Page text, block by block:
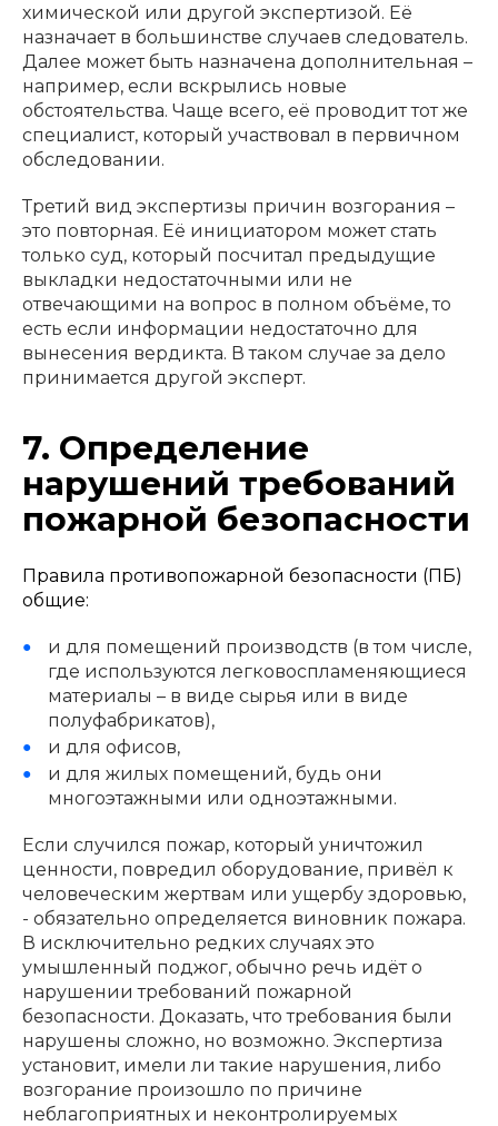
химической или другой экспертизой. Её
назначает в большинстве случаев следователь.
Далее может быть назначена дополнительная –
например, если вскрылись новые
обстоятельства. Чаще всего, её проводит тот же
специалист, который участвовал в первичном
обследовании.
Третий вид экспертизы причин возгорания –
это повторная. Её инициатором может стать
только суд, который посчитал предыдущие
выкладки недостаточными или не
отвечающими на вопрос в полном объёме, то
есть если информации недостаточно для
вынесения вердикта. В таком случае за дело
принимается другой эксперт.
7. Определение
нарушений требований
пожарной безопасности
Правила противопожарной безопасности (ПБ)
общие:
и для помещений производств (в том числе,
где используются легковоспламеняющиеся
материалы – в виде сырья или в виде
полуфабрикатов),
и для офисов,
и для жилых помещений, будь они
многоэтажными или одноэтажными.
Если случился пожар, который уничтожил
ценности, повредил оборудование, привёл к
человеческим жертвам или ущербу здоровью,
- обязательно определяется виновник пожара.
В исключительно редких случаях это
умышленный поджог, обычно речь идёт о
нарушении требований пожарной
безопасности. Доказать, что требования были
нарушены сложно, но возможно. Экспертиза
установит, имели ли такие нарушения, либо
возгорание произошло по причине
неблагоприятных и неконтролируемых